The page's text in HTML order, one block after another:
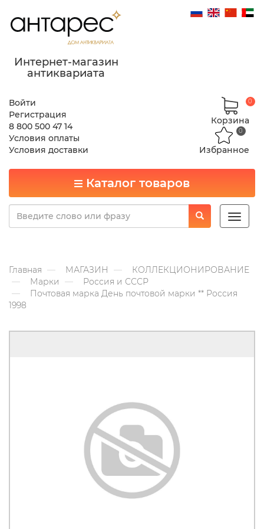
Интернет-магазин
антиквариата
Войти
Регистрация
8 800 500 47 14
Условия оплаты
Условия доставки
Корзина
0
Избранное
0
Каталог товаров
Toggle
Главная МАГАЗИН
КОЛЛЕКЦИОНИРОВАНИЕ
Марки
Россия и СССР
Почтовая марка День почтовой марки ** Россия
1998